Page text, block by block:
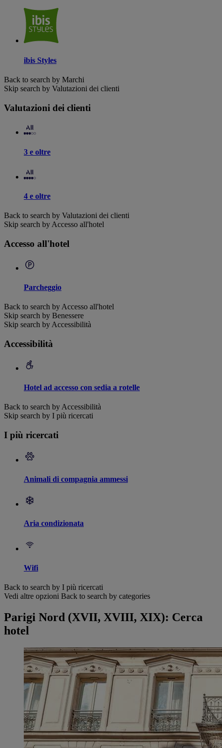
ibis Styles
Back to search by Marchi
Skip search by Valutazioni dei clienti
Valutazioni dei clienti
3 e oltre
4 e oltre
Back to search by Valutazioni dei clienti
Skip search by Accesso all'hotel
Accesso all'hotel
Parcheggio
Back to search by Accesso all'hotel
Skip search by Benessere
Skip search by Accessibilità
Accessibilità
Hotel ad accesso con sedia a rotelle
Back to search by Accessibilità
Skip search by I più ricercati
I più ricercati
Animali di compagnia ammessi
Aria condizionata
Wifi
Back to search by I più ricercati
Vedi altre opzioni Back to search by categories
Parigi Nord (XVII, XVIII, XIX): Cerca
hotel